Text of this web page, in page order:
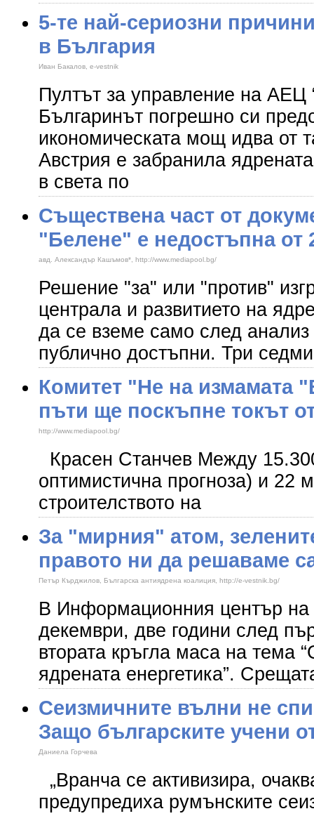
5-те най-сериозни
в България
Иван Бакалов, e-vestnik
Пултът за управление на АЕЦ
Българинът погрешно си
икономическата мощ идва от
Австрия е забранила
в света по
Съществена част от
"Белене" е недостъпна от
авд. Александър Кашъмов*, http://www.mediapool.bg/
Решение "за" или "против"
централа и развитието на
да се вземе само след анализ
публично достъпни. Три
Комитет "Не на измамата
пъти ще поскъпне токът
http://www.mediapool.bg/
Красен Станчев Между
оптимистична прогноза) и 22
строителството на
За "мирния" атом,
правото ни да решаваме
Петър Кърджилов, Българска антиядрена коалиция, http://e-vestnik.bg/
В Информационния център на
декември, две години след
втората кръгла маса на тема
ядрената енергетика”.
Сеизмичните вълни не
Защо българските учени
Даниела Горчева
„Вранча се активизира,
предупредиха румънските